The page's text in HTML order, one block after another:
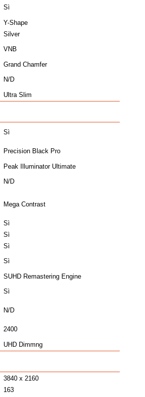
Sì
Y-Shape
Silver
VNB
Grand Chamfer
N/D
Ultra Slim
Sì
Precision Black Pro
Peak Illuminator Ultimate
N/D
Mega Contrast
Sì
Sì
Sì
Sì
SUHD Remastering Engine
Sì
N/D
2400
UHD Dimmng
3840 x 2160
163